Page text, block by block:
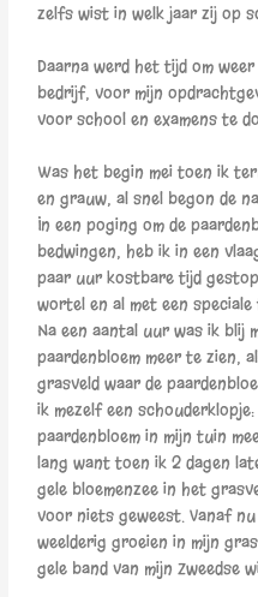
zelfs wist in welk jaar zij op
Daarna werd het tijd om
bedrijf, voor mijn
voor school en examens te
Was het begin mei toen ik
en grauw, al snel begon de
In een poging om de
bedwingen, heb ik in een
paar uur kostbare tijd
wortel en al met een
Na een aantal uur was ik blij
paardenbloem meer te zien,
grasveld waar de
ik mezelf een
paardenbloem in mijn tuin
lang want toen ik 2 dagen
gele bloemenzee in het
voor niets geweest. Vanaf
weelderig groeien in mijn
gele band van mijn Zweedse